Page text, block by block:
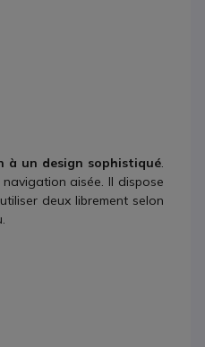
à un design sophistiqué
aisée. Il dispose
deux librement selon